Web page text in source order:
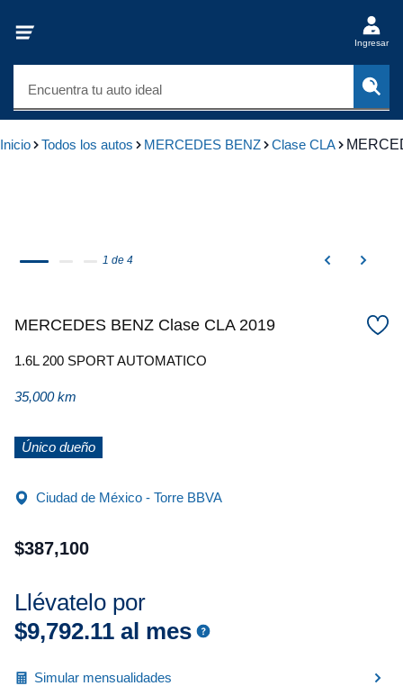
Ingresar
Encuentra tu auto ideal
Inicio Todos los autos MERCEDES BENZ Clase CLA
1 de 4
MERCEDES BENZ Clase CLA 2019
1.6L 200 SPORT AUTOMATICO
35,000 km
Único dueño
Ciudad de México - Torre BBVA
$387,100
Llévatelo por
$9,792.11 al mes
Simular mensualidades